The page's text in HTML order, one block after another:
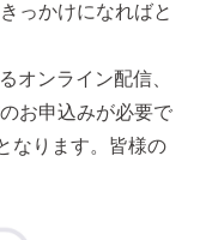
っかけになればと
オンライン配信、
お申込みが必要で
なります。皆様の